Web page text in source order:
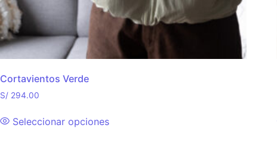
Cortavientos Verde
S/ 294.00
Seleccionar opciones